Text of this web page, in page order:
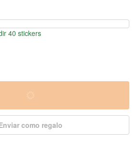
40 stickers
como regalo